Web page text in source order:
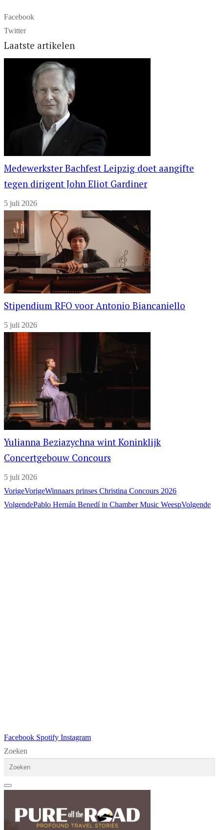
Facebook
Twitter
Laatste artikelen
Medewerkster Bachfest Leipzig doet aangifte
tegen dirigent John Eliot Gardiner
5 juli 2026
Stipendium RFO voor Antonio Biancaniello
5 juli 2026
Yulianna Beziazychna wint Koninklijk
Concertgebouw Concours
5 juli 2026
VorigeVorigeWinnaars prinses Christina Concours 2026
VolgendePablo Hernán Benedí in Chamber Music WeespVolgende
Facebook Spotify Instagram
Zoeken